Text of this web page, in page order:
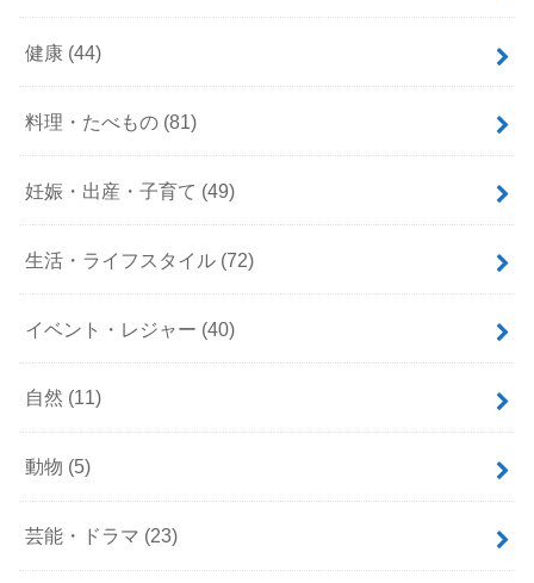
健康 (44)
料理・たべもの (81)
妊娠・出産・子育て (49)
生活・ライフスタイル (72)
イベント・レジャー (40)
自然 (11)
動物 (5)
芸能・ドラマ (23)